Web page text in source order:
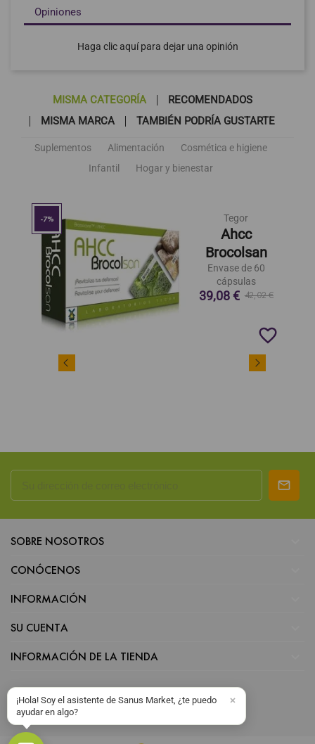
Opiniones
Haga clic aquí para dejar una opinión
MISMA CATEGORÍA
RECOMENDADOS
MISMA MARCA
TAMBIÉN PODRÍA GUSTARTE
Suplementos Alimentación
Cosmética e higiene
Infantil
Hogar y bienestar
-7% Tegor
Ahcc
Brocolsan
Envase de 60
cápsulas
39,08 € 42,02 €
favorite_border
SOBRE NOSOTROS
CONÓCENOS
INFORMACIÓN
SU CUENTA
INFORMACIÓN DE LA TIENDA
¡Hola! Soy el asistente de Sanus Market, ¿te puedo
ayudar en algo?